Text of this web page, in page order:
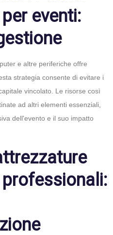
eventi:
e altre periferiche offre
strategia consente di evitare i
vincolato. Le risorse così
ad altri elementi essenziali,
dell'evento e il suo impatto